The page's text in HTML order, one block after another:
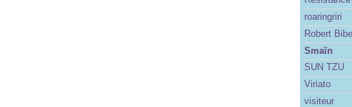
roaringriri
Robert
Smaïn
SUN TZU
Viriato
visiteur